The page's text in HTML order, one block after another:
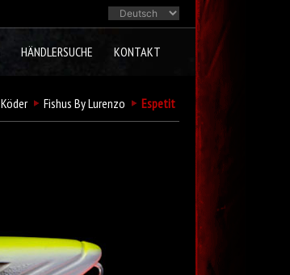
HÄNDLERSUCHE KONTAKT
Köder Fishus By Lurenzo Espetit